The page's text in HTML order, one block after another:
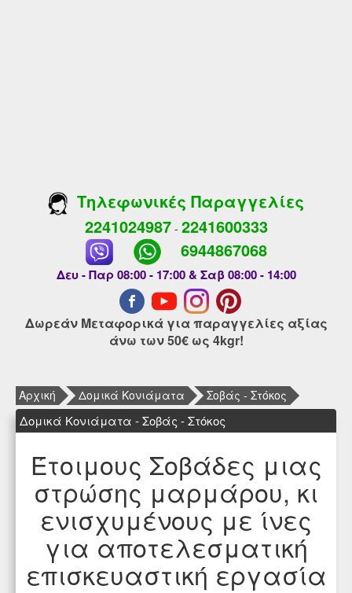
Τηλεφωνικές Παραγγελίες
2241024987- 2241600333
6944867068
Δευ - Παρ 08:00 - 17:00 & Σαβ 08:00 - 14:00
Δωρεάν Μεταφορικά για παραγγελίες αξίας
άνω των 50€ ως 4kgr!
Αρχική Δομικά Κονιάματα Σοβάς - Στόκος
Δομικά Κονιάματα - Σοβάς - Στόκος
Έτοιμους Σοβάδες μιας
στρώσης μαρμάρου, κι
ενισχυμένους με ίνες
για αποτελεσματική
επισκευαστική εργασία